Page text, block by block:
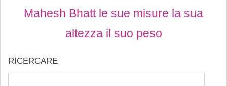
Mahesh Bhatt le sue misure la sua
altezza il suo peso
RICERCARE